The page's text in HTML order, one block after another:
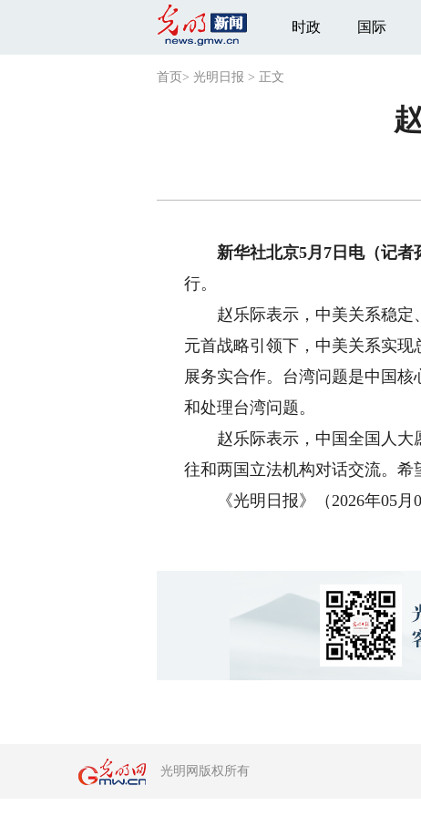
时政 国际
首页 > 光明日报 > 正文
新华社北京5月7日电（记者
行。
赵乐际表示，中美关系稳定、
元首战略引领下，中美关系实
展务实合作。台湾问题是中国
和处理台湾问题。
赵乐际表示，中国全国人大愿
往和两国立法机构对话交流。希
《光明日报》（2026年05月
光明网版权所有